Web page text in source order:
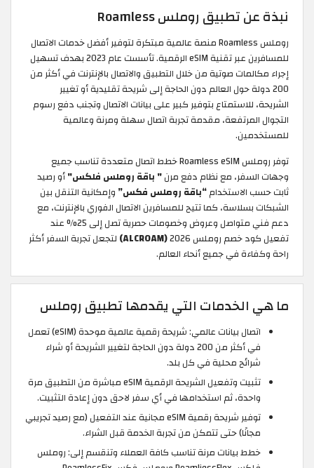
نبذة عن تطبيق روملس Roamless
روملس Roamless منصة عالمية مبتكرة لتوفير أفضل خدمات الاتصال
للمسافرين عبر تقنية eSIM الرقمية. تأسست عام 2023 بهدف تسهيل
إجراء مكالمات صوتية من خلال التطبيق والاتصال بالإنترنت في أكثر من
200 دولة حول العالم دون الحاجة إلى شريحة تقليدية أو تغيير
الشريحة، للاستمتاع بتوفير كبير على بيانات الاتصال وتجنب دفع رسوم
التجوال المرتفعة، مقدمة تجربة اتصال سهلة ومرنة وعالمية
للمستخدمين.
توفر روملس Roamless eSIM خطط اتصال متعددة تناسب جميع
وجهات السفر، مع نظام دفع مرن" باقة روملس فلكس"أو رصيد
ثابت حسب الاستخدام“باقة روملس فكس” وإمكانية التنقل بين
الشبكات بسلاسة، كما تتيح للمسافرين الاتصال الفوري بالإنترنت، مع
دعم فني متواصل وعروض وخصومات حصرية تصل إلى 25% عند
تفعيل كود خصم روملس 2026
(ALCROAM)
لتجعل تجربة السفر أكثر
راحة وكفاءة في جميع أنحاء العالم.
ما هي الخدمات التي يقدمها تطبيق روملس
اتصال بيانات عالمي: شريحة رقمية عالمية موحدة (eSIM) تعمل
في أكثر من 200 دولة دون الحاجة لتغيير الشريحة أو شراء
شرائح محلية في كل بلد.
تثبيت وتفعيل الشريحة الرقمية eSIM مباشرة من التطبيق مرة
واحدة، ثم استخدامها في أي سفر لاحق دون إعادة التثبيت.
توفير شريحة رقمية eSIM مجانية عند التفعيل (مع رصيد تجريبي
مجانًا) حتى تتمكن من تجربة الخدمة قبل الشراء.
خطط بيانات مرنة تناسب كافة العملاء وتنقسم إلى: روملس